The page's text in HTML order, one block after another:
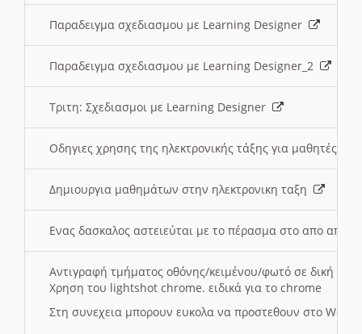
Παραδειγμα σχεδιασμου με Learning Designer
Παραδειγμα σχεδιασμου με Learning Designer_2
Τριτη: Σχεδιασμοι με Learning Designer
Οδηγιες χρησης της ηλεκτρονικής τάξης για μαθητές
Δημιουργια μαθημάτων στην ηλεκτρονικη ταξη
Ενας δασκαλος αστειεύται με το πέρασμα στο απο
Αντιγραφή τμήματος οθόνης/κειμένου/φωτό σε δική
Χρηση του lightshot chrome. ειδικά για το chrome
Στη συνεχεια μπορουν ευκολα να προστεθουν στο Word